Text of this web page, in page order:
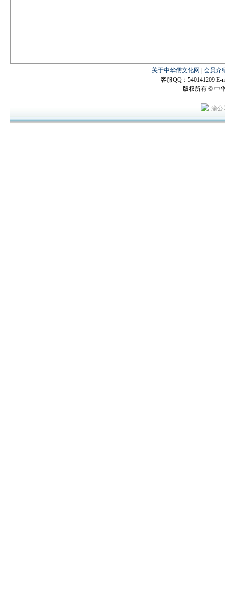
关于中华儒文化网
会员介
客服QQ：540141209 E-
版权所有 ©
渝公